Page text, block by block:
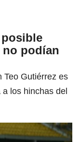
no podían
Teo Gutiérrez es
los hinchas del